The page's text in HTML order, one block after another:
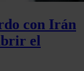
sociales y
sobre el uso que
con otra
con Irán
el